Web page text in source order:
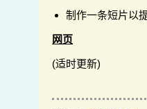
制作一条短片以
网页
(适时更新)